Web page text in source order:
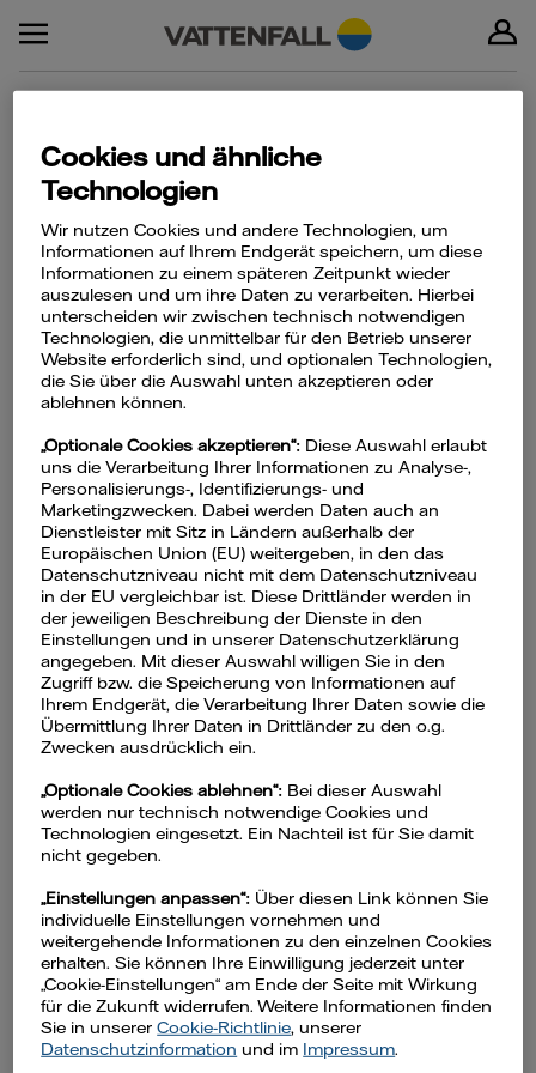
Fragen und Antworten
Karriere
Welche Karrieremöglichkeiten
bietet Vattenfall?
Welche Ausbildungen bietet
Vattenfall an?
Ihr Kontakt zu uns
mehr Informationen?
Hilfe & Kontakt
Cookies und ähnliche
Technologien
Wir nutzen Cookies und andere Technologien, um
Informationen auf Ihrem Endgerät speichern, um diese
Informationen zu einem späteren Zeitpunkt wieder
auszulesen und um ihre Daten zu verarbeiten. Hierbei
unterscheiden wir zwischen technisch notwendigen
Technologien, die unmittelbar für den Betrieb unserer
Website erforderlich sind, und optionalen Technologien,
die Sie über die Auswahl unten akzeptieren oder
ablehnen können.
„Optionale Cookies akzeptieren“: Diese Auswahl erlaubt
uns die Verarbeitung Ihrer Informationen zu Analyse-,
Personalisierungs-, Identifizierungs- und
Marketingzwecken. Dabei werden Daten auch an
Dienstleister mit Sitz in Ländern außerhalb der
Europäischen Union (EU) weitergeben, in den das
Datenschutzniveau nicht mit dem Datenschutzniveau
in der EU vergleichbar ist. Diese Drittländer werden in
der jeweiligen Beschreibung der Dienste in den
Einstellungen und in unserer Datenschutzerklärung
angegeben. Mit dieser Auswahl willigen Sie in den
Zugriff bzw. die Speicherung von Informationen auf
Ihrem Endgerät, die Verarbeitung Ihrer Daten sowie die
Übermittlung Ihrer Daten in Drittländer zu den o.g.
Zwecken ausdrücklich ein.
„Optionale Cookies ablehnen“: Bei dieser Auswahl
werden nur technisch notwendige Cookies und
Technologien eingesetzt. Ein Nachteil ist für Sie damit
nicht gegeben.
„Einstellungen anpassen“: Über diesen Link können Sie
individuelle Einstellungen vornehmen und
weitergehende Informationen zu den einzelnen Cookies
erhalten. Sie können Ihre Einwilligung jederzeit unter
„Cookie-Einstellungen“ am Ende der Seite mit Wirkung
für die Zukunft widerrufen. Weitere Informationen finden
Sie in unsererCookie-Richtlinie, unserer
Datenschutzinformation und im Impressum.